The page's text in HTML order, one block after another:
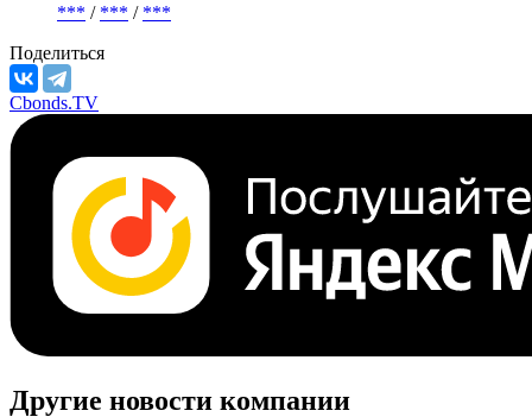
*** / *** / ***
Поделиться
Cbonds.TV
Другие новости компании